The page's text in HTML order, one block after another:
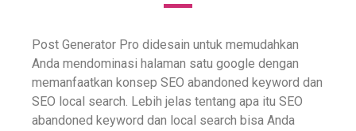
Post Generator Pro didesain untuk memudahkan
Anda mendominasi halaman satu google dengan
memanfaatkan konsep SEO abandoned keyword dan
SEO local search. Lebih jelas tentang apa itu SEO
abandoned keyword dan local search bisa Anda